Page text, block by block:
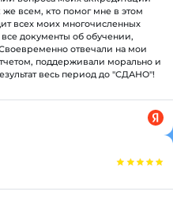
же всем, кто помог мне в этом
всех моих многочисленных
документы об обучении,
отвечали на мои
поддерживали морально и
весь период до "СДАНО"!